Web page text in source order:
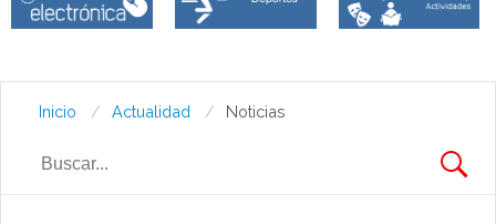
Inicio Actualidad Noticias